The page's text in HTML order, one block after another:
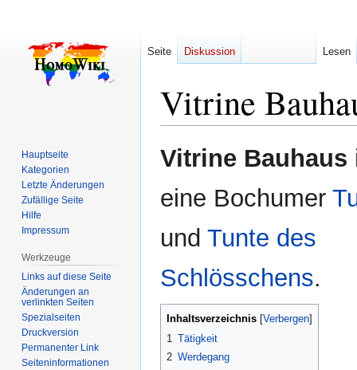
Vitrine
Zur
Navigation
Zur
Suche
Vitrine Bauhaus
eine Bochumer
und Tunte des
Schlösschens.
Inhaltsverzeichnis
1 Tätigkeit
2 Werdegang
Seite Diskussion Lesen
Hauptseite
Kategorien
Letzte Änderungen
Zufällige Seite
Hilfe
Impressum
Werkzeuge
Links auf diese Seite
Änderungen an
verlinkten Seiten
Spezialseiten
Druckversion
Permanenter Link
Seiten­­informationen